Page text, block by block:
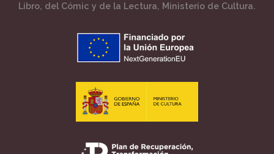
Libro, del Cómic y de la Lectura, Ministerio de Cultura.